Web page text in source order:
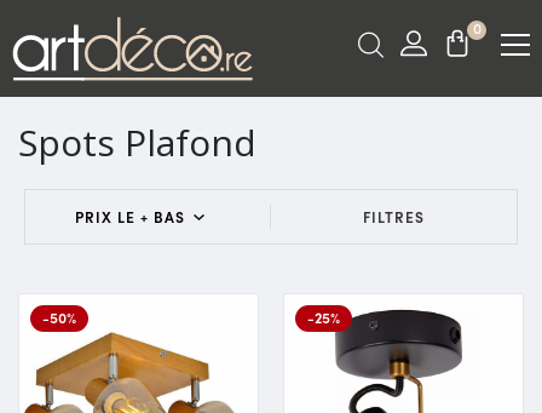
0
Spots Plafond
FILTRES
-50% -25%